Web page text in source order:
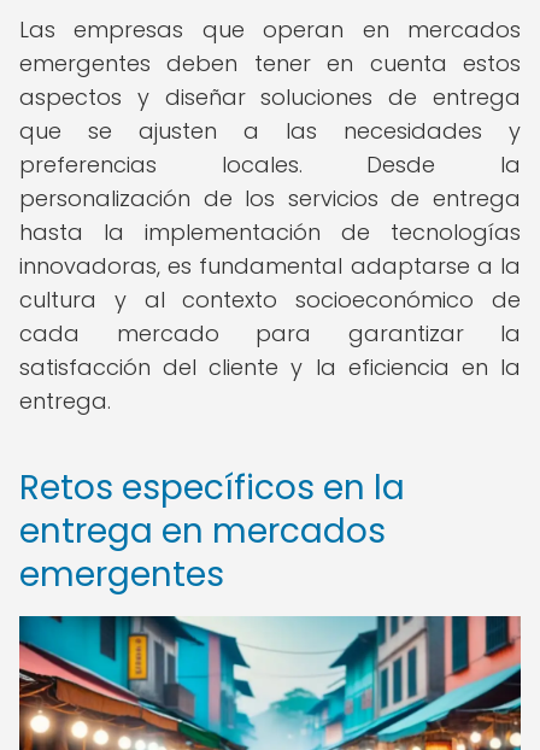
Las empresas que operan en mercados
emergentes deben tener en cuenta estos
aspectos y diseñar soluciones de entrega
que se ajusten a las necesidades y
preferencias locales. Desde la
personalización de los servicios de entrega
hasta la implementación de tecnologías
innovadoras, es fundamental adaptarse a la
cultura y al contexto socioeconómico de
cada mercado para garantizar la
satisfacción del cliente y la eficiencia en la
entrega.
Retos específicos en la
entrega en mercados
emergentes